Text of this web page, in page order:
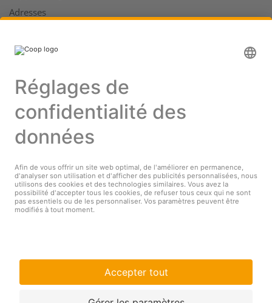
Adresses
Enseignes et services
Supercard
Hello Family Club
Mondovino
Suivez-nous sur:
Protection des données